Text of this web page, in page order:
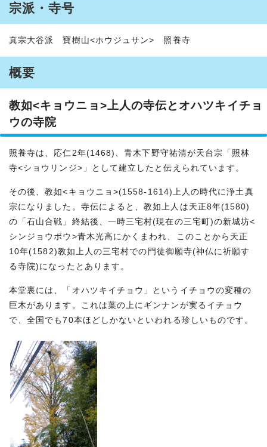
宗派・寺号
真宗大谷派 寶樹山<ホウジュサン> 照養寺
概要
教如<キョウニョ>上人の寺伝とオハツキイチョ
ウの寺院
照養寺は、応仁2年(1468)、青木下野守祐清が天台宗「照林
寺<ショウリンジ>」として建立したと伝えられています。
その後、教如<キョウニョ>(1558-1614)上人の時代に浄土真
宗になりました。寺伝によると、教如上人は天正8年(1580)
の「石山合戦」終結後、一時三宅村(現在の三宅町)の新城坊<
シンジョウボウ>青木光高にかくまわれ、このことから天正
10年(1582)教如上人の三宅村での門徒御願寺(神仏に祈願す
る寺院)になったとあります。
本堂裏には、「オハツキイチョウ」というイチョウの変種の
巨木があります。これは葉の上にギンナンが実るイチョウ
で、全国でも70本ほどしかないといわれる珍しいものです。